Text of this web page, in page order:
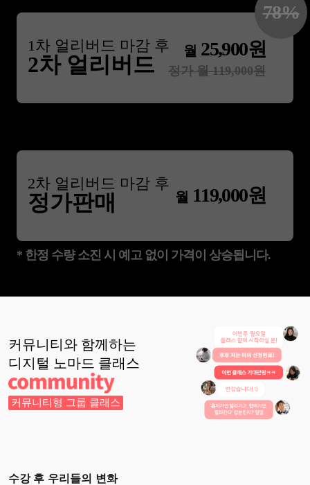
1 차 얼리버드 마감 후
2차 얼리버드
월 25,900원
정가 월119,000원
78%
2차 얼리버드 마감 후
정가판매 월 119,000원
* 한정 수량 소진 시 예고 없이 가격이 상승됩니다.
커뮤니티와 함께하는
디지털 노마드 클래스
커뮤니티형 그룹 클래스
수강 후 우리들의 변화